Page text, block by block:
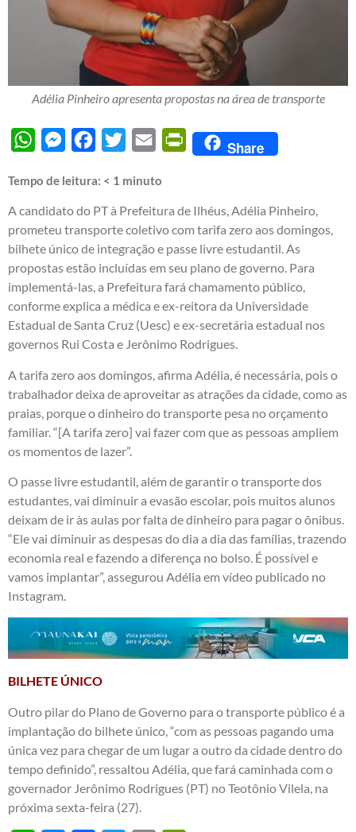
Adélia Pinheiro apresenta propostas na área de transporte
WhatsAppMessengerFacebook
Twitter Email PrintFriendly
Share
Tempo de leitura: < 1 minuto
A candidato do PT à Prefeitura de Ilhéus, Adélia Pinheiro,
prometeu transporte coletivo com tarifa zero aos domingos,
bilhete único de integração e passe livre estudantil. As
propostas estão incluídas em seu plano de governo. Para
implementá-las, a Prefeitura fará chamamento público,
conforme explica a médica e ex-reitora da Universidade
Estadual de Santa Cruz (Uesc) e ex-secretária estadual nos
governos Rui Costa e Jerônimo Rodrigues.
A tarifa zero aos domingos, afirma Adélia, é necessária, pois o
trabalhador deixa de aproveitar as atrações da cidade, como as
praias, porque o dinheiro do transporte pesa no orçamento
familiar. “[A tarifa zero] vai fazer com que as pessoas ampliem
os momentos de lazer”.
O passe livre estudantil, além de garantir o transporte dos
estudantes, vai diminuir a evasão escolar, pois muitos alunos
deixam de ir às aulas por falta de dinheiro para pagar o ônibus.
“Ele vai diminuir as despesas do dia a dia das famílias, trazendo
economia real e fazendo a diferença no bolso. É possível e
vamos implantar”, assegurou Adélia em vídeo publicado no
Instagram.
BILHETE ÚNICO
Outro pilar do Plano de Governo para o transporte público é a
implantação do bilhete único, “com as pessoas pagando uma
única vez para chegar de um lugar a outro da cidade dentro do
tempo definido”, ressaltou Adélia, que fará caminhada com o
governador Jerônimo Rodrigues (PT) no Teotônio Vilela, na
próxima sexta-feira (27).